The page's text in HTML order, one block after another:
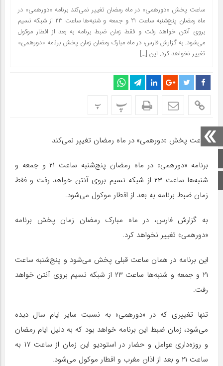
اینستاگرام
ساعت پخش «دورهمی» در ماه رمضان تغییر نمی‌کند برنامه «دورهمی» در
ماه رمضان پنج‌شنبه ساعت ۲۱ و جمعه و شنبه‌ها ساعت ۲۳ از شبکه نسیم
بروی آنتن خواهد رفت و فقط زمان ضبط برنامه به بعد از افطار موکول
می‌شود. به گزارش فارس، در ماه مبارک رمضان زمان پخش برنامه «دورهمی»
تغییر نخواهد کرد. این […]
پ پ
ساعت پخش «دورهمی» در ماه رمضان تغییر نمی‌کند
برنامه «دورهمی» در ماه رمضان پنج‌شنبه ساعت ۲۱ و جمعه و
شنبه‌ها ساعت ۲۳ از شبکه نسیم بروی آنتن خواهد رفت و فقط
زمان ضبط برنامه به بعد از افطار موکول می‌شود.
به گزارش فارس، در ماه مبارک رمضان زمان پخش برنامه
«دورهمی» تغییر نخواهد کرد.
این برنامه در همان ساعت قبلی پخش می‌شود و پنج‌شنبه ساعت
۲۱ و جمعه و شنبه‌ها ساعت ۲۳ از شبکه نسیم بروی آنتن خواهد
رفت.
تنها تغییری که در «دورهمی» به نسبت سایر ایام سال دیده
می‌شود، زمان ضبط این برنامه خواهد بود که به دلیل ایام رمضان
و روزه‌داری عوامل و حضار در استودیو این زمان از ساعت ۱۷ به
ساعت ۲۱ و بعد از اذان مغرب و افطار موکول می‌شود.